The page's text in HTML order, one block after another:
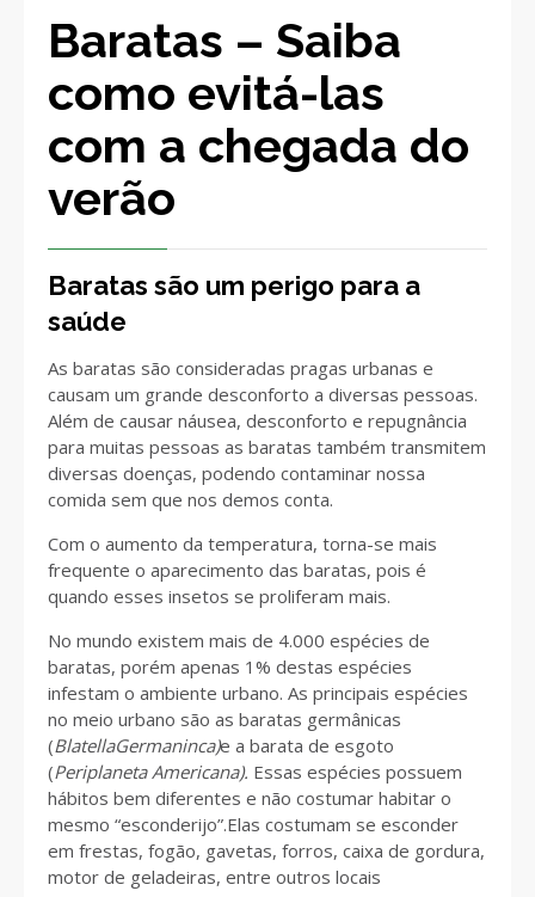
Baratas – Saiba
como evitá-las
com a chegada do
verão
Baratas são um perigo para a
saúde
As baratas são consideradas pragas urbanas e
causam um grande desconforto a diversas pessoas.
Além de causar náusea, desconforto e repugnância
para muitas pessoas as baratas também transmitem
diversas doenças, podendo contaminar nossa
comida sem que nos demos conta.
Com o aumento da temperatura, torna-se mais
frequente o aparecimento das baratas, pois é
quando esses insetos se proliferam mais.
No mundo existem mais de 4.000 espécies de
baratas, porém apenas 1% destas espécies
infestam o ambiente urbano. As principais espécies
no meio urbano são as baratas germânicas
(BlatellaGermaninca)e a barata de esgoto
(Periplaneta Americana). Essas espécies possuem
hábitos bem diferentes e não costumar habitar o
mesmo “esconderijo”.Elas costumam se esconder
em frestas, fogão, gavetas, forros, caixa de gordura,
motor de geladeiras, entre outros locais